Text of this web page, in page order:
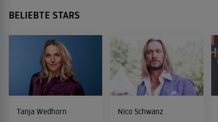
BELIEBTE STARS
Tanja Wedhorn Nico Schwanz